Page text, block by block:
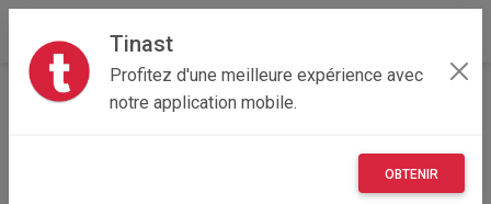
Tinast
Profitez d'une meilleure expérience avec
notre application mobile.
OBTENIR
Accueil Autres Pays de la Loire